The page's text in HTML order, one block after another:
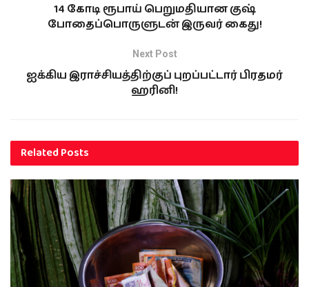
14 கோடி ரூபாய் பெறுமதியான குஷ்
போதைப்பொருளுடன் இருவர் கைது!
Next Post
ஐக்கிய இராச்சியத்திற்குப் புறப்பட்டார் பிரதமர்
ஹரினி!
RelatedPosts